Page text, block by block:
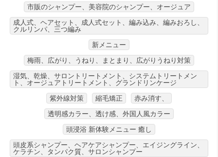
市販のシャンプー、美容院のシャンプー、オージュア
成人式、ヘアセット、成人式セット、編み込み、編みおろし、
クルリンパ、三つ編み
新メニュー
梅雨、広がり、うねり、まとまり、広がりうねり対策
湿気、乾燥、サロントリートメント、システムトリートメン
ト、オージュアトリートメント、グランドリンケージ
紫外線対策
縮毛矯正
赤み消す、
透明感カラー、透け感、外国人風カラー
頭浸浴 新体験メニュー 癒し
頭皮系シャンプー、ヘアケアシャンプー、エイジングライン、
ケラチン、タンパク質、サロンシャンプー